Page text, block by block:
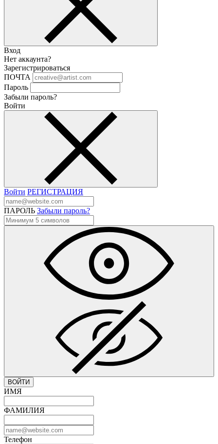
Вход
Нет аккаунта?
Зарегистрироваться
ПОЧТА
Пароль
Забыли пароль?
Войти
Войти РЕГИСТРАЦИЯ
ПАРОЛЬ Забыли пароль?
ВОЙТИ
ИМЯ
ФАМИЛИЯ
Телефон